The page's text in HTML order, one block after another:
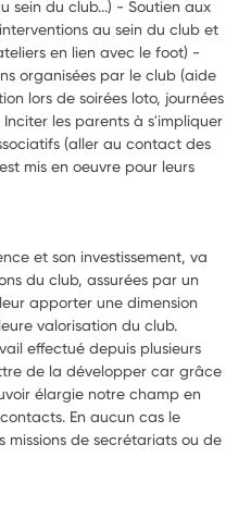
sein du club...) - Soutien aux
au sein du club et
en lien avec le foot) -
organisées par le club (aide
lors de soirées loto, journées
les parents à s'impliquer
(aller au contact des
mis en oeuvre pour leurs
et son investissement, va
du club, assurées par un
apporter une dimension
valorisation du club.
effectué depuis plusieurs
de la développer car grâce
élargie notre champ en
En aucun cas le
de secrétariats ou de